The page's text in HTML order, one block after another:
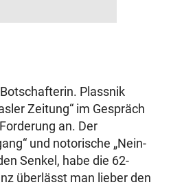
Plassnik
Zeitung“ im Gespräch
an. Der
und notorische „Nein-
Senkel, habe die 62-
überlässt man lieber den